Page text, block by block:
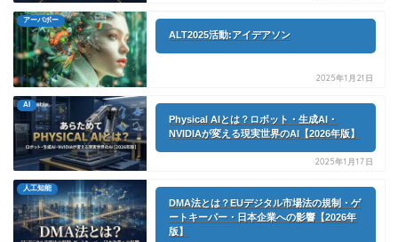
アーパボー
ALT2025活動:アイデアソン
2025年1月21日
AI
Physical AIとは？ロボット・生成AI・
NVIDIAが変える現実世界のAI【2026年版】
2025年1月17日
人工知能
DMA法とは？EUデジタル市場法の規制・ゲ
ートキーパー・日本企業への影響【2026年
版】